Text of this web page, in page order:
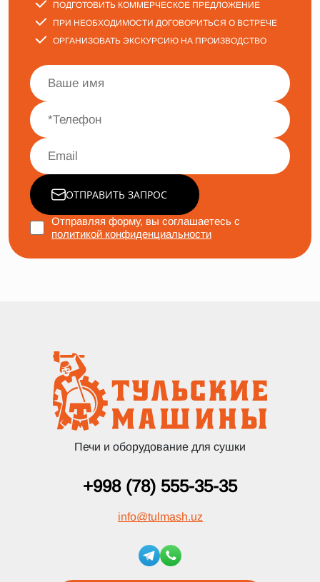
ПОДГОТОВИТЬ КОММЕРЧЕСКОЕ ПРЕДЛОЖЕНИЕ
ПРИ НЕОБХОДИМОСТИ ДОГОВОРИТЬСЯ О ВСТРЕЧЕ
ОРГАНИЗОВАТЬ ЭКСКУРСИЮ НА ПРОИЗВОДСТВО
ОТПРАВИТЬ ЗАПРОС
Отправляя форму, вы соглашаетесь с
политикой конфиденциальности
Печи и оборудование для сушки
+998 (78) 555-35-35
info@tulmash.uz